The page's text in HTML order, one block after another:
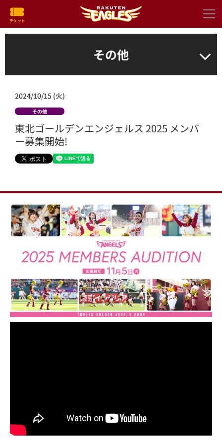
その他
2024/10/15 (火)
その他
東北ゴールデンエンジェルス 2025 メンバ
ー募集開始!